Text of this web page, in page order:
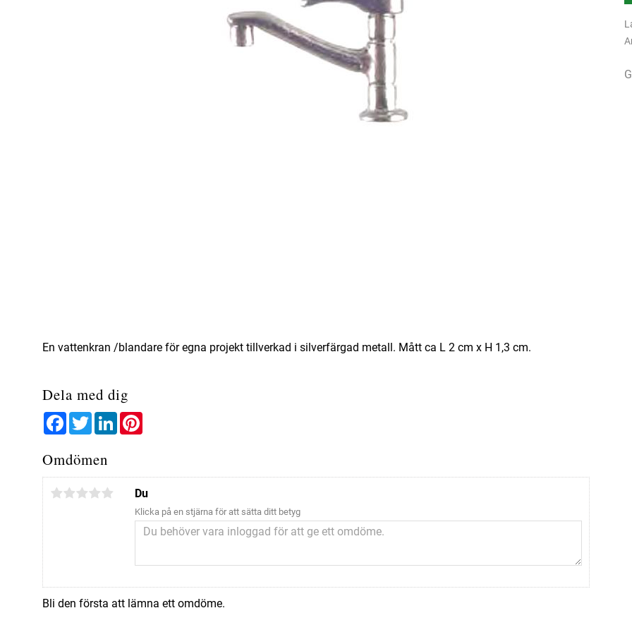
En vattenkran /blandare för egna projekt tillverkad i silverfärgad metall. Mått ca L 2 cm x H 1,3 cm.
Dela med dig
FacebookTwitterLinkedIn
Omdömen
Du
Klicka på en stjärna för att sätta ditt betyg
Bli den första att lämna ett omdöme.